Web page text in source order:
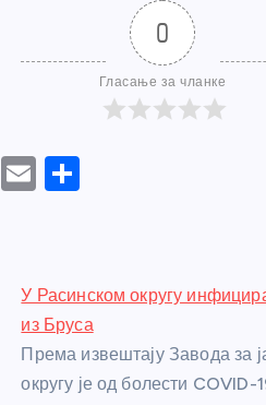
0
Гласање за чланке
Pi
st
E
У Расинском округу
из Бруса
Према извештају Завода за
округу је од болести COVID-